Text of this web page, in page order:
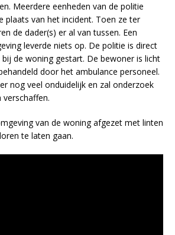
Meerdere eenheden van de politie
plaats van het incident. Toen ze ter
de dader(s) er al van tussen. Een
leverde niets op. De politie is direct
de woning gestart. De bewoner is licht
door het ambulance personeel.
nog veel onduidelijk en zal onderzoek
van de woning afgezet met linten
te laten gaan.